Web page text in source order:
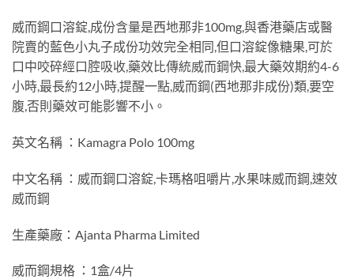
威而鋼口溶錠,成份含量是西地那非100mg,與香港藥店或醫
院賣的藍色小丸子成份功效完全相同,但口溶錠像糖果,可於
口中咬碎經口腔吸收,藥效比傳統威而鋼快,最大藥效期約4-6
小時,最長約12小時,提醒一點,威而鋼(西地那非成份)類,要空
腹,否則藥效可能影響不小。
英文名稱 ：Kamagra Polo 100mg
中文名稱 ：威而鋼口溶錠,卡瑪格咀嚼片,水果味威而鋼,速效
威而鋼
生產藥廠：Ajanta Pharma Limited
威而鋼規格 ：1盒/4片